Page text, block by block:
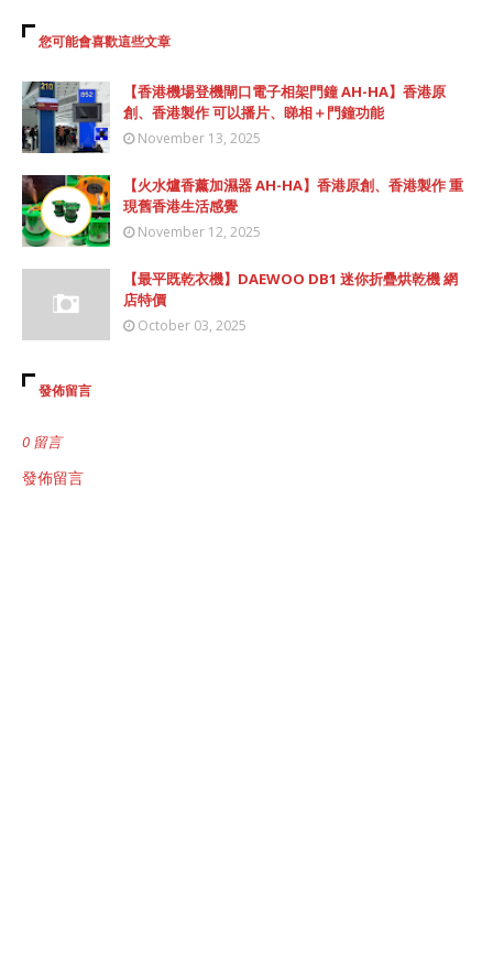
您可能會喜歡這些文章
【香港機場登機閘口電子相架門鐘 AH-HA】香港原
創、香港製作 可以播片、睇相＋門鐘功能
November 13, 2025
【火水爐香薰加濕器 AH-HA】香港原創、香港製作 重
現舊香港生活感覺
November 12, 2025
【最平既乾衣機】DAEWOO DB1 迷你折疊烘乾機 網
店特價
October 03, 2025
發佈留言
0 留言
發佈留言